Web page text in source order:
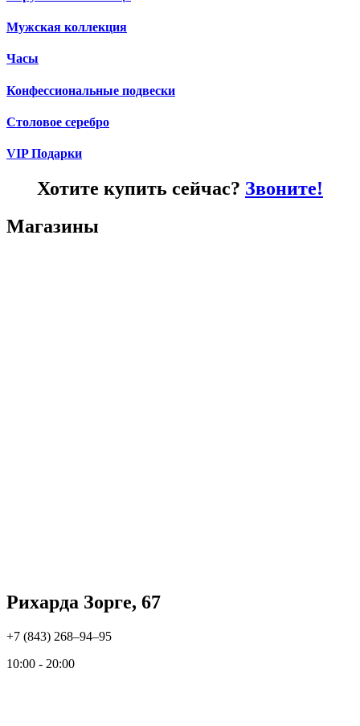
Мужская коллекция
Часы
Конфессиональные подвески
Столовое серебро
VIP Подарки
Хотите купить сейчас? Звоните!
Магазины
Рихарда Зорге, 67
+7 (843) 268‒94‒95
10:00 - 20:00